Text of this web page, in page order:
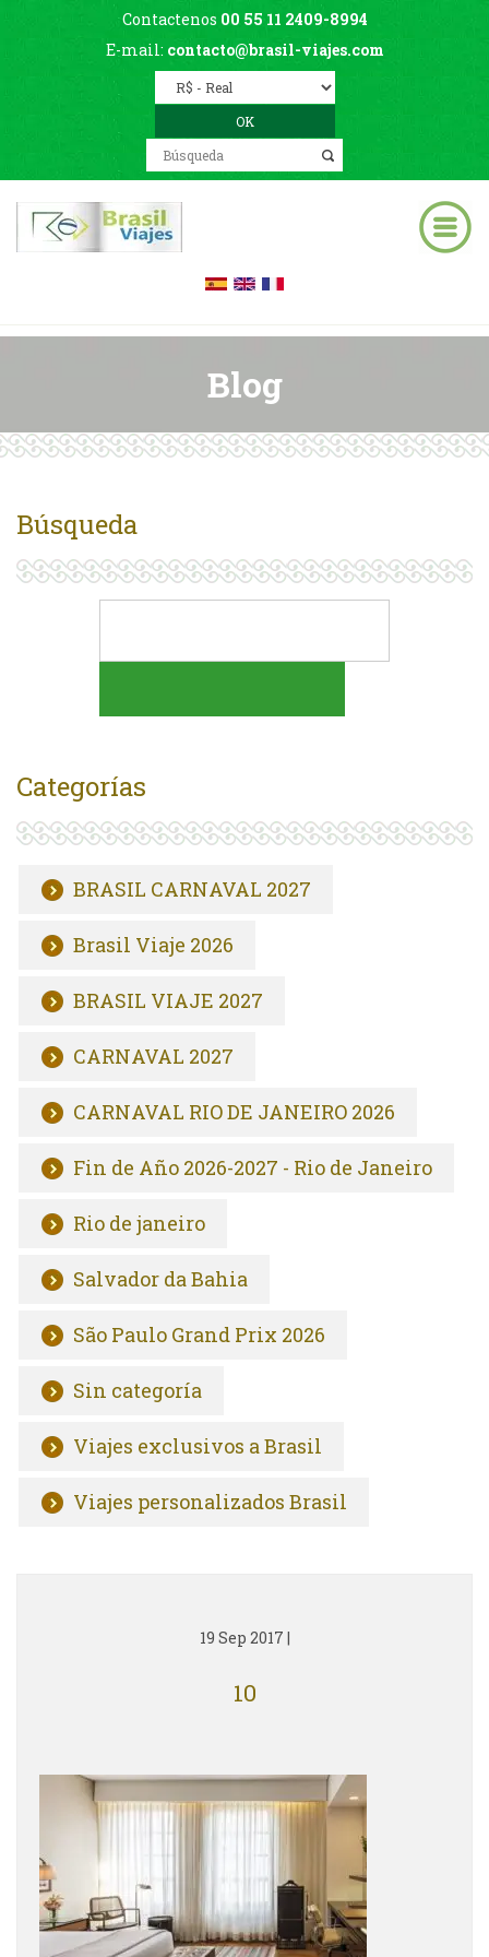
Contactenos 00 55 11 2409-8994
E-mail: contacto@brasil-viajes.com
Blog
Búsqueda
Categorías
BRASIL CARNAVAL 2027
Brasil Viaje 2026
BRASIL VIAJE 2027
CARNAVAL 2027
CARNAVAL RIO DE JANEIRO 2026
Fin de Año 2026-2027 - Rio de Janeiro
Rio de janeiro
Salvador da Bahia
São Paulo Grand Prix 2026
Sin categoría
Viajes exclusivos a Brasil
Viajes personalizados Brasil
19 Sep 2017 |
10